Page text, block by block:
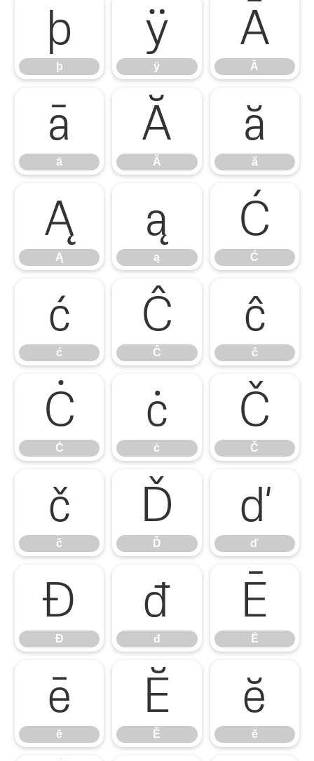
þ
þ
ÿ
ÿ
Ā
Ā
ā
ā
Ă
Ă
ă
ă
Ą
Ą
ą
ą
Ć
Ć
ć
ć
Ĉ
Ĉ
ĉ
ĉ
Ċ
Ċ
ċ
ċ
Č
Č
č
č
Ď
Ď
ď
ď
Đ
Đ
đ
đ
Ē
Ē
ē
ē
Ĕ
Ĕ
ĕ
ĕ